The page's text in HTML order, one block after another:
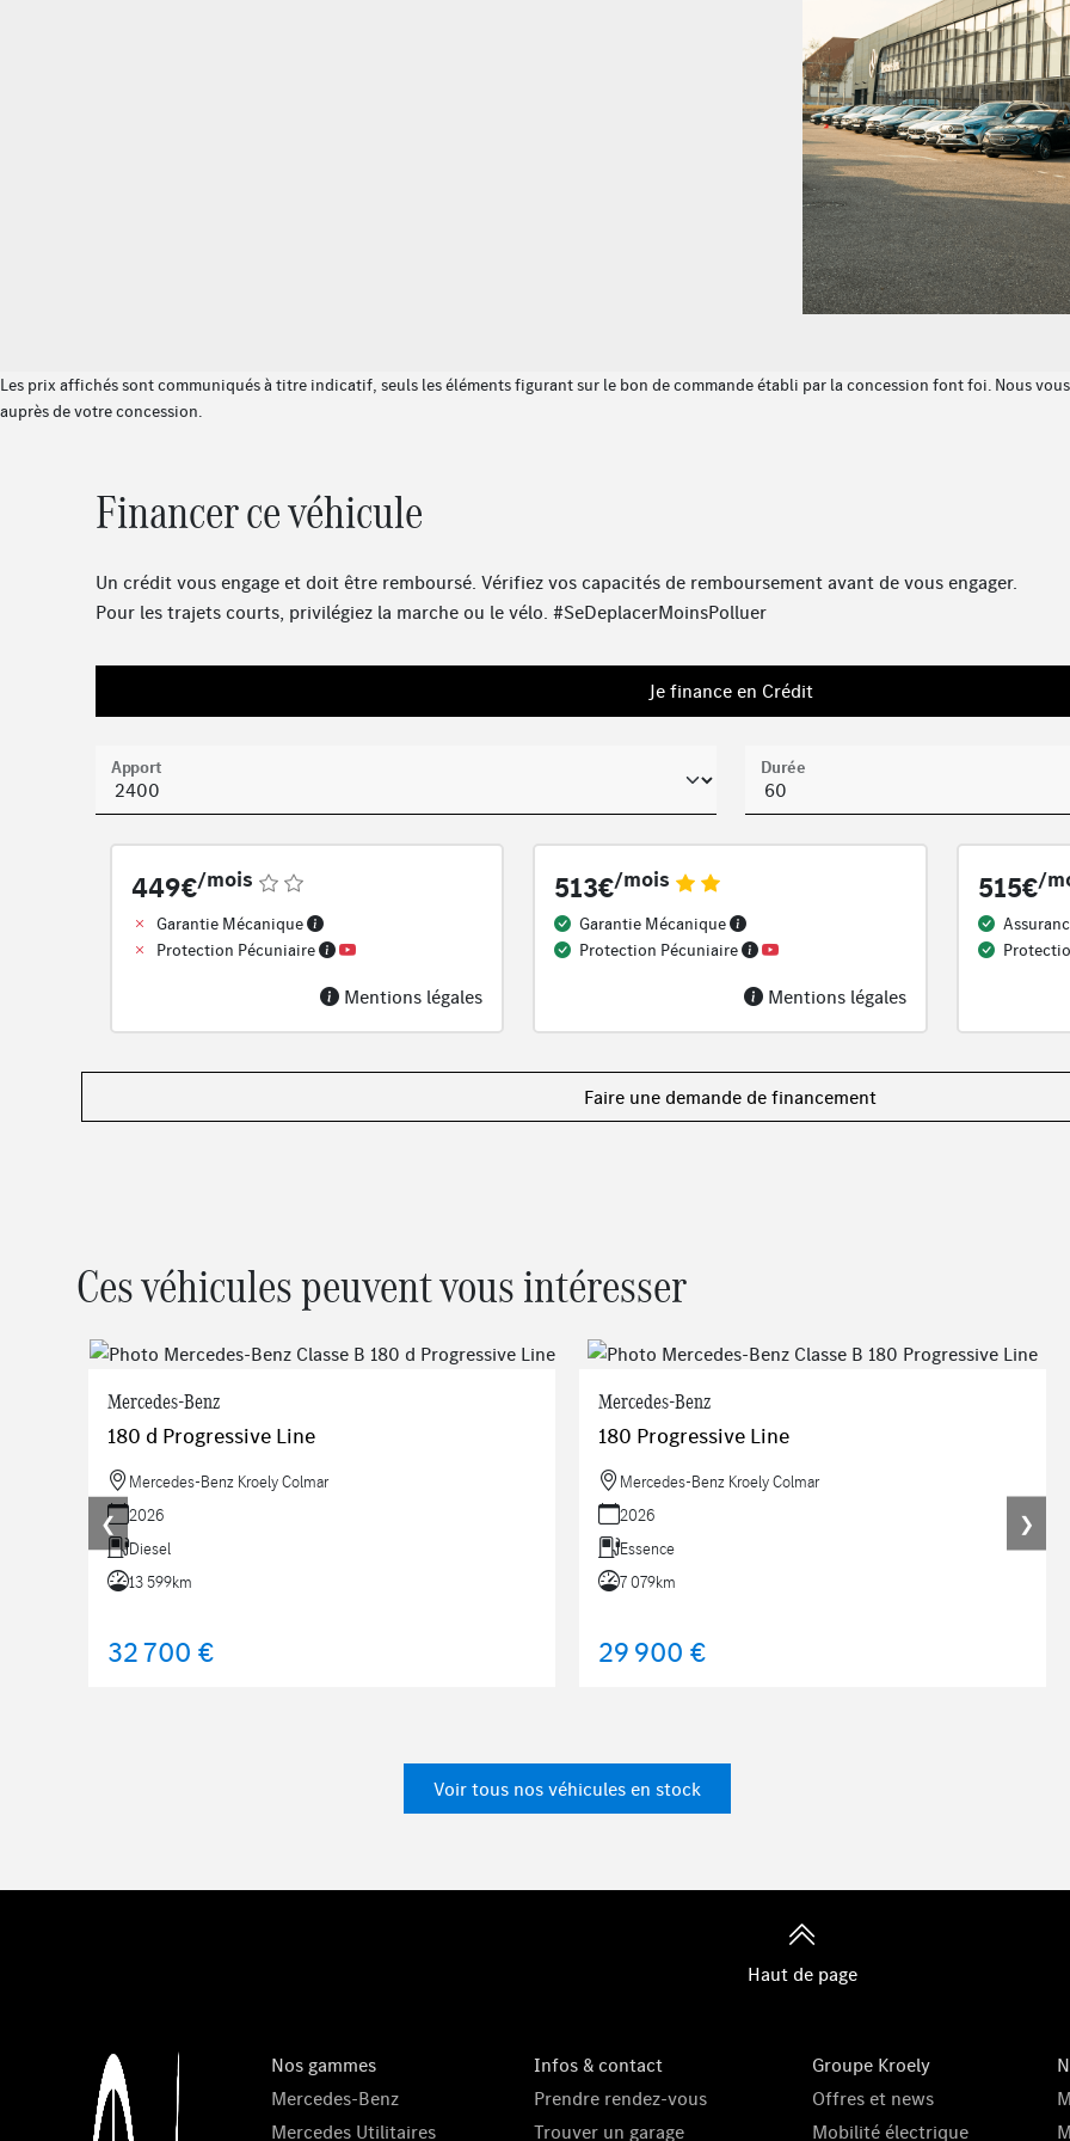
Prééquipement pour radio
Climatisation automatique
Les prix affichés sont communiqués à titre indicatif, seuls les éléments figurant sur le bon de commande établi par la concession font foi. Nous
auprès de votre concession.
Financer ce véhicule
Un crédit vous engage et doit être remboursé. Vérifiez vos capacités de remboursement avant de vous engager.
Pour les trajets courts, privilégiez la marche ou le vélo. #SeDeplacerMoinsPolluer
Je finance en Crédit
Apport Durée
449€/mois
Garantie Mécanique
Protection Pécuniaire
Mentions légales
513€/mois
Garantie Mécanique
Protection Pécuniaire
Mentions légales
515€/
Faire une demande de financement
Ces véhicules peuvent vous intéresser
❮
Mercedes-Benz
180 d Progressive Line
Mercedes-Benz Kroely Colmar
2026
Diesel
13 599km
32 700 €
Mercedes-Benz
180 Progressive Line
Mercedes-Benz Kroely Colmar
2026
Essence
7 079km
29 900 €
❯
Voir tous nos véhicules en stock
Haut de page
Nos gammes
Mercedes-Benz
Mercedes Utilitaires
Infos & contact
Prendre rendez-vous
Trouver un garage
Groupe Kroely
Offres et news
Mobilité électrique